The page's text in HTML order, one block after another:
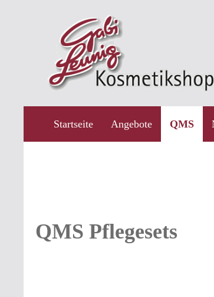
Zur Hauptnavigation springen
Startseite Angebote
QMS
QMS Pflegesets